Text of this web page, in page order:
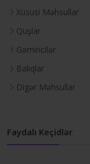
Xüsusi Məhsullar
Quşlar
Gəmiricilər
Balıqlar
Digər Məhsullar
Faydalı Keçidlər